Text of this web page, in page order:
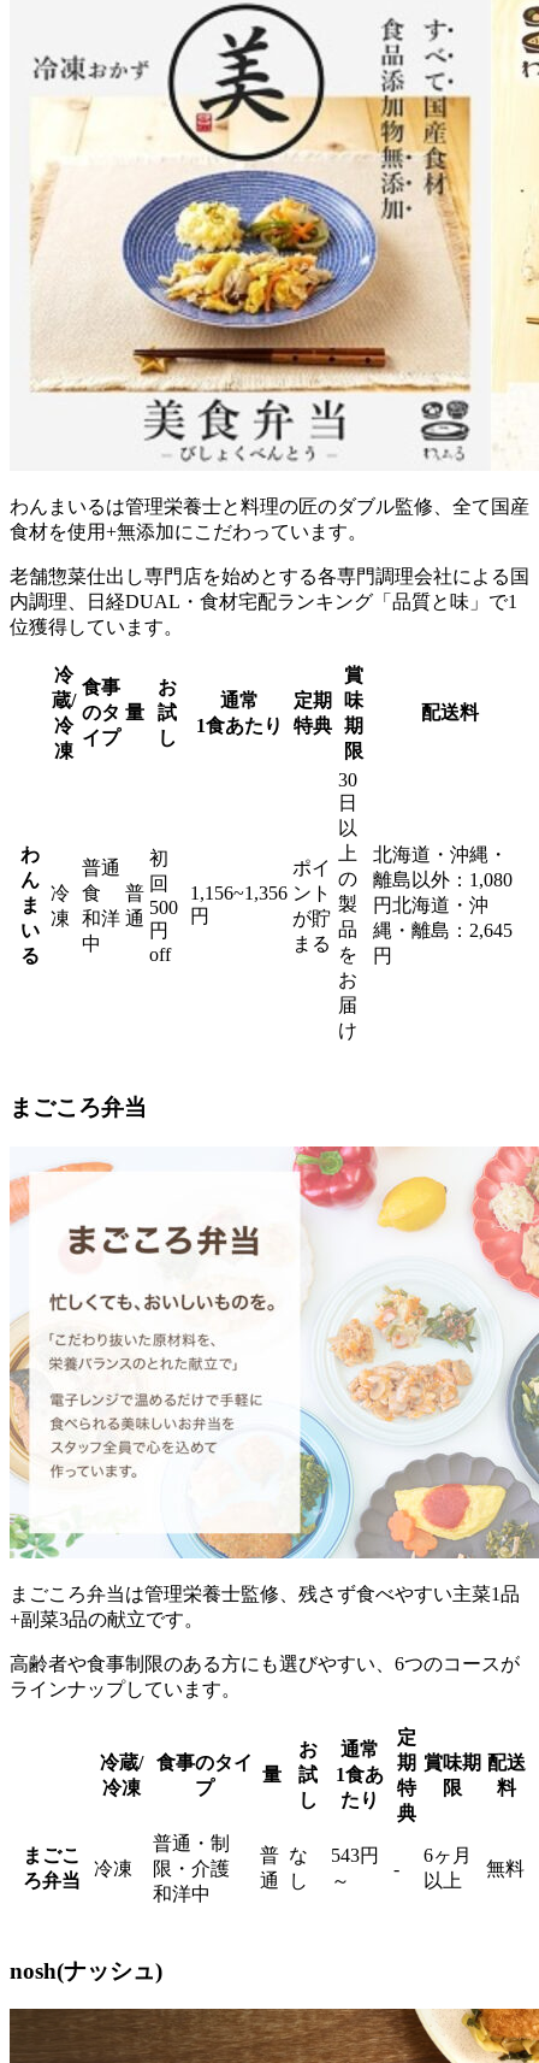
わんまいるは管理栄養士と料理の匠のダブル監修、全て国産
食材を使用+無添加にこだわっています。
老舗惣菜仕出し専門店を始めとする各専門調理会社による国
内調理、日経DUAL・食材宅配ランキング「品質と味」で1
位獲得しています。
冷
蔵/
冷
凍
食事
のタ
イプ
量
お
試
し
通常
1食あたり
定期
特典
賞
味
期
限
配送料
わ
ん
ま
い
る
冷
凍
普通
食
和洋
中
普
通
初
回
500
円
off
1,156~1,356
円
ポイ
ント
が貯
まる
30
日
以
上
の
製
品
を
お
届
け
北海道・沖縄・
離島以外：1,080
円北海道・沖
縄・離島：2,645
円
まごころ弁当
まごころ弁当は管理栄養士監修、残さず食べやすい主菜1品
+副菜3品の献立です。
高齢者や食事制限のある方にも選びやすい、6つのコースが
ラインナップしています。
冷蔵/
冷凍
食事のタイ
プ
量
お
試
し
通常
1食あ
たり
定
期
特
典
賞味期
限
配送
料
まごこ
ろ弁当
冷凍
普通・制
限・介護
和洋中
普
通
な
し
543円
～
-
6ヶ月
以上
無料
nosh(ナッシュ)